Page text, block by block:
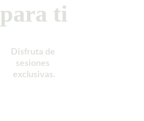
para ti
Disfruta de
sesiones
exclusivas.